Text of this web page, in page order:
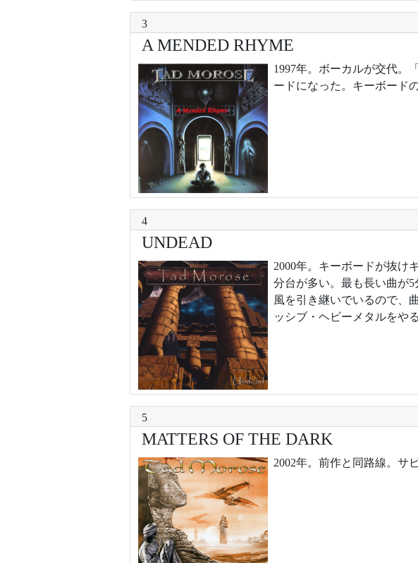
3
A MENDED RHYME
1997年。ボーカルが交代。
ードになった。キーボード
4
UNDEAD
2000年。キーボードが抜け
分台が多い。最も長い曲が
風を引き継いでいるので、
ッシブ・ヘビーメタルをや
5
MATTERS OF THE DARK
2002年。前作と同路線。サ